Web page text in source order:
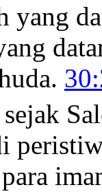
yang